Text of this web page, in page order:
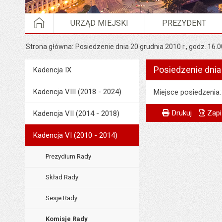
STRONA GŁÓWNA
URZĄD MIEJSKI PREZYDENT
Strona główna Posiedzenie dnia 20 grudnia 2010 r., godz.
MenuRada Miejska
Kadencja IX
Kadencja VIII (2018 - 2024)
Kadencja VII (2014 - 2018)
Kadencja VI (2010 - 2014)
Prezydium Rady
Skład Rady
Sesje Rady
Komisje Rady
Posiedzenie
Miejsce
Metryczka
Podmiot
Powiadom
Drukuj